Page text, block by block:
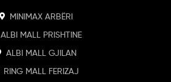
MINIMAX ARBËRI
ALBI MALL PRISHTINE
ALBI MALL GJILAN
RING MALL FERIZAJ